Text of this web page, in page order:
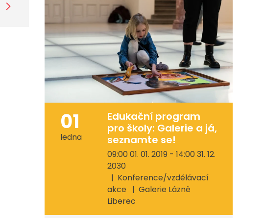
01
ledna
Edukační program
pro školy: Galerie a já,
seznamte se!
09:00 01. 01. 2019 - 14:00 31. 12.
2030
Konference/vzdělávací
akce
Galerie Lázně
Liberec